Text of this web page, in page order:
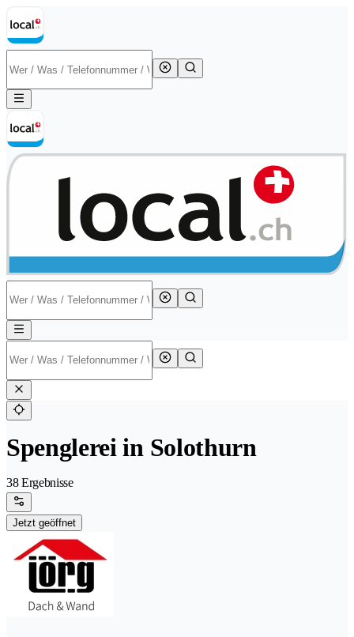
Spenglerei in Solothurn
38 Ergebnisse
Jetzt geöffnet